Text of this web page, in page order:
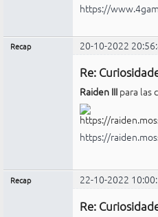
https://
Recap 20-10-2022
Re:
Raiden III para las
https://
Recap 22-10-2022
Re: